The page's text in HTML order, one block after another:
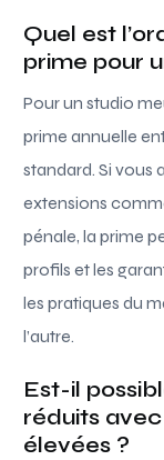
Quel est
prime pour
Pour un studio
prime annuelle
standard. Si vous
extensions
pénale, la prime
profils et les
les pratiques du
l’autre.
Est-il
réduits
élevées ?